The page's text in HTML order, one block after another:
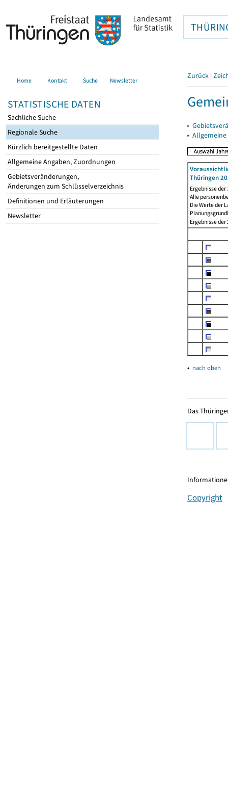
Home Kontakt Suche Newsletter
STATISTISCHE DATEN
Sachliche Suche
Regionale Suche
Kürzlich bereitgestellte Daten
Allgemeine Angaben, Zuordnungen
Gebietsveränderungen,
Änderungen zum Schlüsselverzeichnis
Definitionen und Erläuterungen
Newsletter
Zurück |
▸
▸
Thüringen
Ergebnisse
Alle
Die Werte der
Ergebnisse
▴ nach oben
Das
Copyright